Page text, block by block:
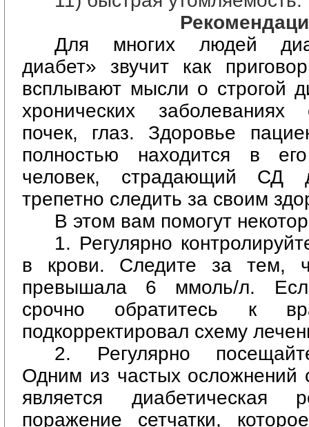
Для многих людей
диабет» звучит как
всплывают мысли о строгой
хронических заболеваниях
почек, глаз. Здоровье
полностью находится в
человек, страдающий СД
трепетно следить за своим
В этом вам помогут
1. Регулярно
в крови. Следите за тем,
превышала 6 ммоль/л.
срочно обратитесь к
подкорректировал схему
2. Регулярно
Одним из частых осложнений
является диабетическая
поражение сетчатки,